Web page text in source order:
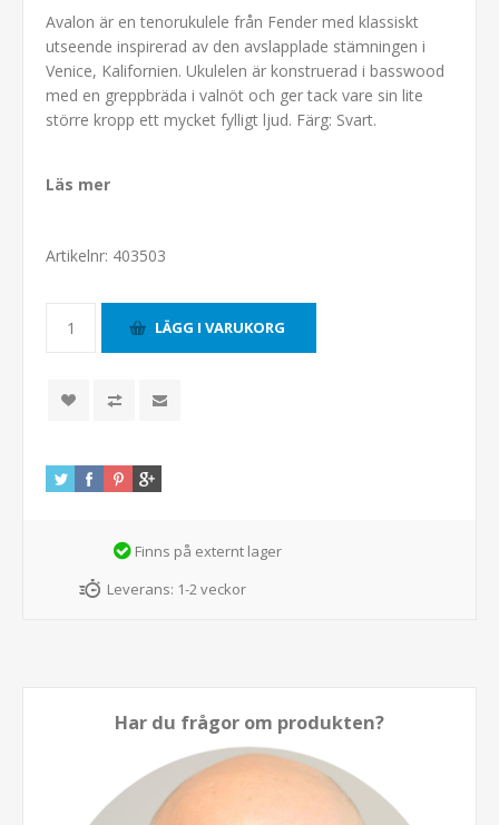
Avalon är en tenorukulele från Fender med klassiskt
utseende inspirerad av den avslapplade stämningen i
Venice, Kalifornien. Ukulelen är konstruerad i basswood
med en greppbräda i valnöt och ger tack vare sin lite
större kropp ett mycket fylligt ljud. Färg: Svart.
Läs mer
Artikelnr: 403503
Finns på externt lager
Leverans: 1-2 veckor
Har du frågor om produkten?